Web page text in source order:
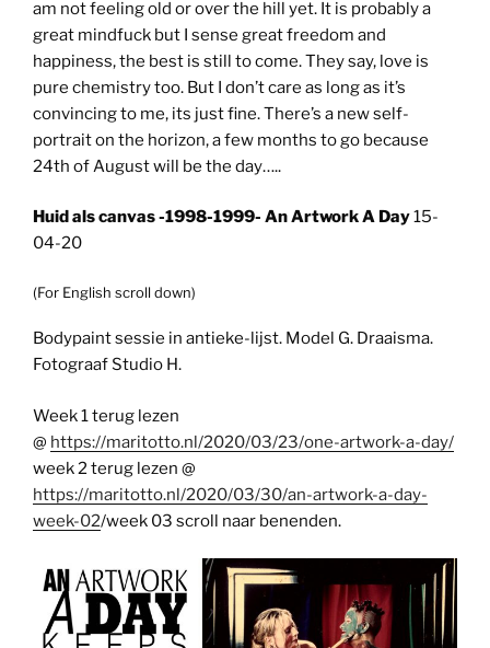
am not feeling old or over the hill yet. It is probably a
great mindfuck but I sense great freedom and
happiness, the best is still to come. They say, love is
pure chemistry too. But I don’t care as long as it’s
convincing to me, its just fine. There’s a new self-
portrait on the horizon, a few months to go because
24th of August will be the day…..
Huid als canvas -1998-1999- An Artwork A Day15-
04-20
(For English scroll down)
Bodypaint sessie in antieke-lijst. Model G. Draaisma.
Fotograaf Studio H.
Week 1 terug lezen
@ https://maritotto.nl/2020/03/23/one-artwork-a-day/
week 2 terug lezen @
https://maritotto.nl/2020/03/30/an-artwork-a-day-
week-02/week 03 scroll naar benenden.